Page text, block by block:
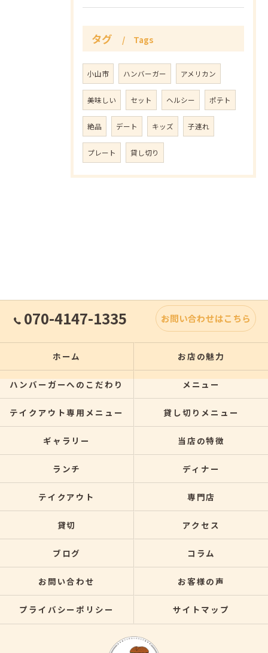
タグ Tags
小山市 ハンバーガー アメリカン
美味しい セット ヘルシー ポテト
絶品 デート キッズ 子連れ
プレート 貸し切り
070-4147-1335 お問い合わせはこちら
ホーム お店の魅力
ハンバーガーへのこだわり メニュー
テイクアウト専用メニュー 貸し切りメニュー
ギャラリー 当店の特徴
ランチ ディナー
テイクアウト 専門店
貸切 アクセス
ブログ コラム
お問い合わせ お客様の声
プライバシーポリシー サイトマップ